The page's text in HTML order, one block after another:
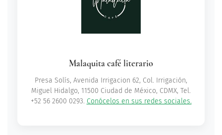
Malaquita café literario
Presa Solís, Avenida Irrigacion 62, Col. Irrigación,
Miguel Hidalgo, 11500 Ciudad de México, CDMX, Tel.
+52 56 2600 0293. Conócelos en sus redes sociales.